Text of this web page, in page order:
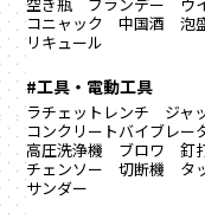
空き瓶 ブランデー ウ
コニャック
中国酒 泡
リキュール
#工具・電動工具
ラチェットレンチ ジャ
コンクリートバイブレー
高圧洗浄機
ブロワ 釘
チェンソー
切断機 タ
サンダー